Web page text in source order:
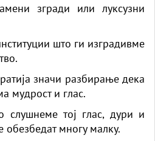
згради или луксузни
што ги изградивме
значи разбирање дека
мудрост и глас.
тој глас, дури и
обезбедат многу малку.